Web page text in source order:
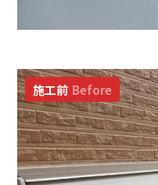
施工前 Before